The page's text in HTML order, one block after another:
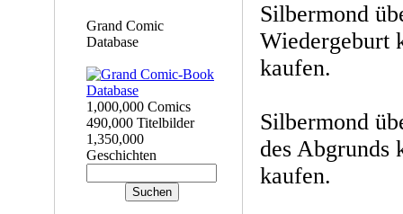
Grand Comic
Database
1,000,000 Comics
490,000 Titelbilder
1,350,000
Geschichten
Silbermond
Wiedergeburt
kaufen.
Silbermond
des Abgrunds
kaufen.